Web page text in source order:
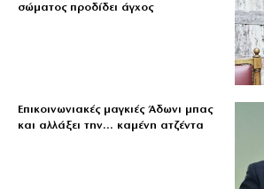
σώματος προδίδει άγχος
Επικοινωνιακές μαγκιές Άδωνι μπας
και αλλάξει την… καμένη ατζέντα